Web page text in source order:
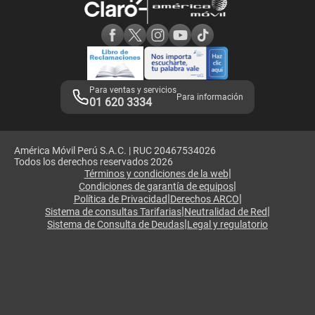
Adquirientes iPhone 6, 6S y SE
Mensaje de Seguridad
Términos y Condiciones de Tienda Claro
Libro de Reclamaciones
Legales de marketplace
Para ventas y servicios
01 620 3334 Para información
América Móvil Perú S.A.C. | RUC 20467534026
Todos los derechos reservados 2026
Términos y condiciones de la web|
Condiciones de garantía de equipos|
Política de Privacidad|Derechos ARCO|
Sistema de consultas Tarifarias|Neutralidad de Red|
Sistema de Consulta de Deudas|Legal y regulatorio